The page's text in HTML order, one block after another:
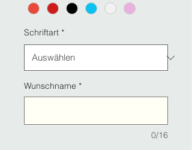
Schriftart *
Wunschname *
0/16